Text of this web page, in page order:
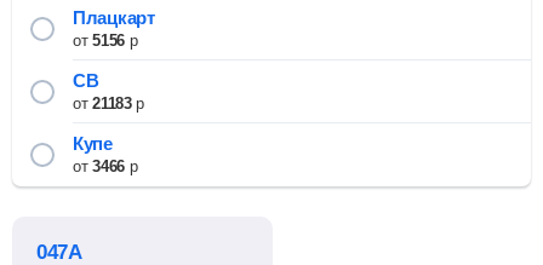
Плацкарт
от5156р
СВ
от21183р
Купе
от3466р
047А